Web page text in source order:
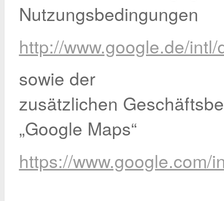
Nutzungsbedingungen
http://www.google.de/
sowie der
zusätzlichen
„Google Maps“
https://www.google.com/